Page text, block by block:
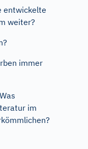
entwickelte
weiter?
immer
im